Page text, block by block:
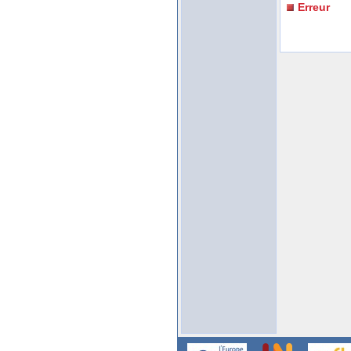
Erreur